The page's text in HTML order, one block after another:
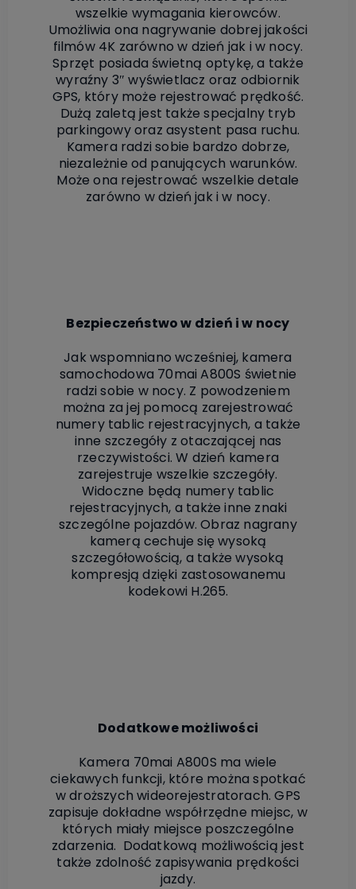
wszelkie wymagania kierowców.
Umożliwia ona nagrywanie dobrej jakości
filmów 4K zarówno w dzień jak i w nocy.
Sprzęt posiada świetną optykę, a także
wyraźny 3″ wyświetlacz oraz odbiornik
GPS, który może rejestrować prędkość.
Dużą zaletą jest także specjalny tryb
parkingowy oraz asystent pasa ruchu.
Kamera radzi sobie bardzo dobrze,
niezależnie od panujących warunków.
Może ona rejestrować wszelkie detale
zarówno w dzień jak i w nocy.
Bezpieczeństwo w dzień i w nocy
Jak wspomniano wcześniej, kamera
samochodowa 70mai A800S świetnie
radzi sobie w nocy. Z powodzeniem
można za jej pomocą zarejestrować
numery tablic rejestracyjnych, a także
inne szczegóły z otaczającej nas
rzeczywistości. W dzień kamera
zarejestruje wszelkie szczegóły.
Widoczne będą numery tablic
rejestracyjnych, a także inne znaki
szczególne pojazdów. Obraz nagrany
kamerą cechuje się wysoką
szczegółowością, a także wysoką
kompresją dzięki zastosowanemu
kodekowi H.265.
Dodatkowe możliwości
Kamera 70mai A800S ma wiele
ciekawych funkcji, które można spotkać
w droższych wideorejestratorach. GPS
zapisuje dokładne współrzędne miejsc, w
których miały miejsce poszczególne
zdarzenia. Dodatkową możliwością jest
także zdolność zapisywania prędkości
jazdy.